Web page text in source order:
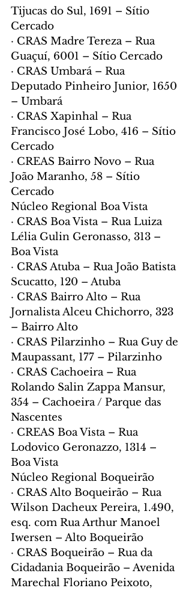
Tijucas do Sul, 1691 – Sítio
Cercado
· CRAS Madre Tereza – Rua
Guaçuí, 6001 – Sítio Cercado
· CRAS Umbará – Rua
Deputado Pinheiro Junior, 1650
– Umbará
· CRAS Xapinhal – Rua
Francisco José Lobo, 416 – Sítio
Cercado
· CREAS Bairro Novo – Rua
João Maranho, 58 – Sítio
Cercado
Núcleo Regional Boa Vista
· CRAS Boa Vista – Rua Luiza
Lélia Gulin Geronasso, 313 –
Boa Vista
· CRAS Atuba – Rua João Batista
Scucatto, 120 – Atuba
· CRAS Bairro Alto – Rua
Jornalista Alceu Chichorro, 323
– Bairro Alto
· CRAS Pilarzinho – Rua Guy de
Maupassant, 177 – Pilarzinho
· CRAS Cachoeira – Rua
Rolando Salin Zappa Mansur,
354 – Cachoeira / Parque das
Nascentes
· CREAS Boa Vista – Rua
Lodovico Geronazzo, 1314 –
Boa Vista
Núcleo Regional Boqueirão
· CRAS Alto Boqueirão – Rua
Wilson Dacheux Pereira, 1.490,
esq. com Rua Arthur Manoel
Iwersen – Alto Boqueirão
· CRAS Boqueirão – Rua da
Cidadania Boqueirão – Avenida
Marechal Floriano Peixoto,